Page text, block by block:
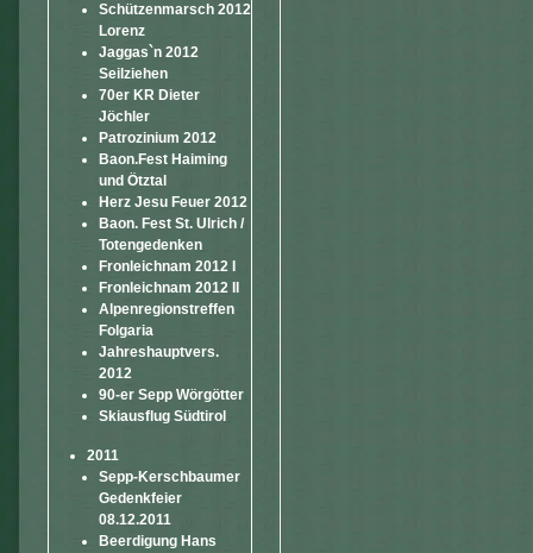
Schützenmarsch 2012
Lorenz
Jaggas`n 2012
Seilziehen
70er KR Dieter
Jöchler
Patrozinium 2012
Baon.Fest Haiming
und Ötztal
Herz Jesu Feuer 2012
Baon. Fest St. Ulrich /
Totengedenken
Fronleichnam 2012 I
Fronleichnam 2012 II
Alpenregionstreffen
Folgaria
Jahreshauptvers.
2012
90-er Sepp Wörgötter
Skiausflug Südtirol
2011
Sepp-Kerschbaumer
Gedenkfeier
08.12.2011
Beerdigung Hans